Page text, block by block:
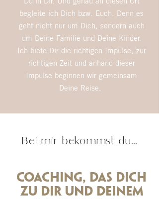
begleite ich Dich bzw. Euch. Denn es
geht nicht nur um Dich, sondern auch
um Deine Familie und Deine Kinder.
Ich biete Dir die richtigen Impulse, zur
richtigen Zeit und anhand dieser
Impulse beginnen wir gemeinsam
Deine Reise.
Bei mir bekommst du...
Coaching, das dich
zu Dir und Deinem